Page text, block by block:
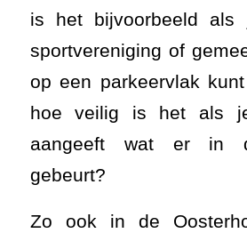
is het bijvoorbeeld als
sportvereniging of
op een parkeervlak
hoe veilig is het als
aangeeft wat er in
gebeurt?
Zo ook in de